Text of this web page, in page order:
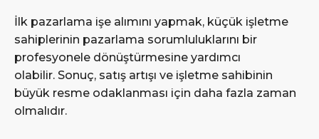
İlk pazarlama işe alımını yapmak, küçük işletme
sahiplerinin pazarlama sorumluluklarını bir
profesyonele dönüştürmesine yardımcı
olabilir. Sonuç, satış artışı ve işletme sahibinin
büyük resme odaklanması için daha fazla zaman
olmalıdır.